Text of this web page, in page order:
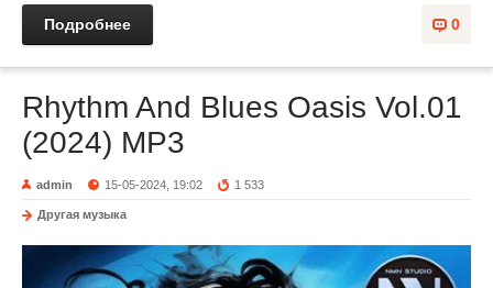
0
Подробнее
Rhythm And Blues Oasis Vol.01
(2024) MP3
admin 15-05-2024, 19:02 1 533
Другая музыка